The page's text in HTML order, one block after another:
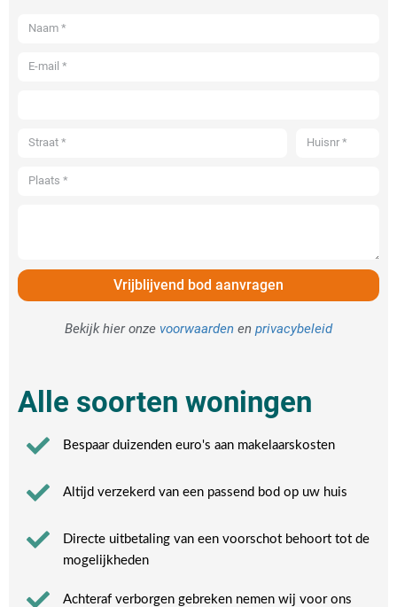
Vrijblijvend bod aanvragen
Bekijk hier onze voorwaarden en privacybeleid
Alle soorten woningen
Bespaar duizenden euro's aan makelaarskosten
Altijd verzekerd van een passend bod op uw huis
Directe uitbetaling van een voorschot behoort tot de
mogelijkheden
Achteraf verborgen gebreken nemen wij voor ons